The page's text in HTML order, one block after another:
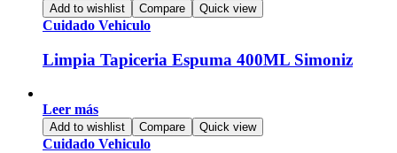
Add to wishlist Compare Quick view
Cuidado Vehiculo
Limpia Tapiceria Espuma 400ML Simoniz
Leer más
Add to wishlist Compare Quick view
Cuidado Vehiculo